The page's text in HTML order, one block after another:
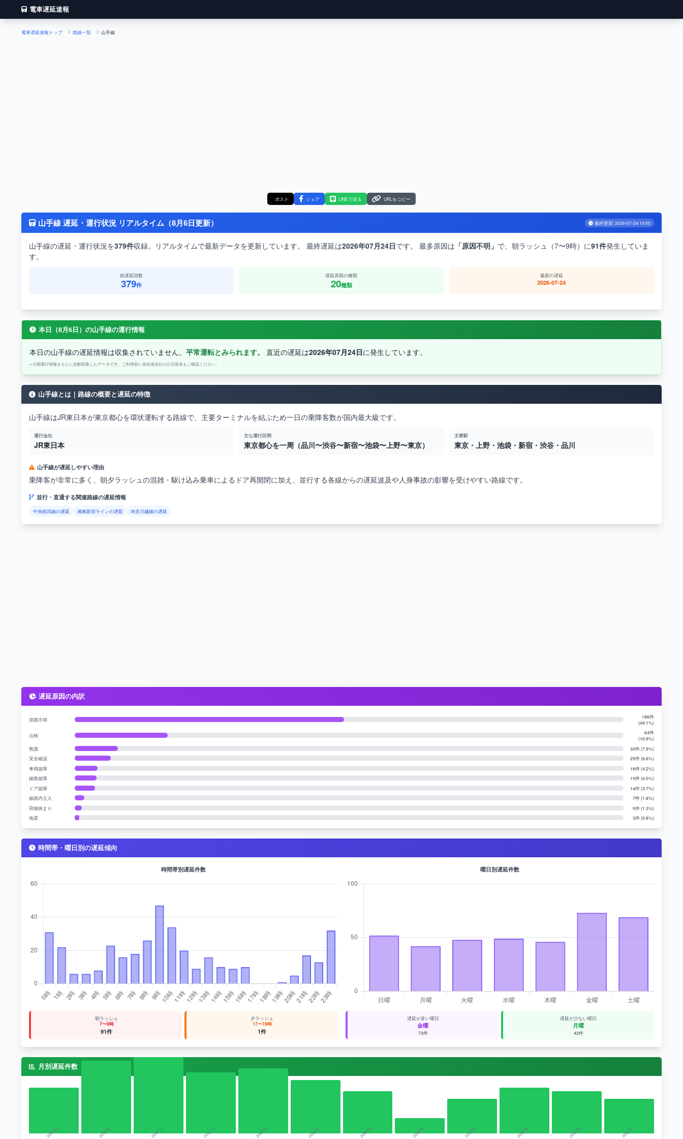
電車遅延速報
電車遅延速報トップ 路線一覧 山手線
ポスト シェア LINEで送る URLをコピー
山手線 遅延・運行状況 リアルタイム（8月6日更新） 最終更新: 2026-07-24 15:00
山手線の遅延・運行状況を379件収録。リアルタイムで最新データを更新しています。 最終遅延は2026年07月24日です。 最多原因は 「原因不明」 で、朝ラッシュ（7〜9時）に91件発生していま
す。
総遅延回数
379件
遅延原因の種類
20種類
最新の遅延
2026-07-24
本日（8月6日）の山手線の運行情報
本日の山手線の遅延情報は収集されていません。 平常運転とみられます。 直近の遅延は2026年07月24日に発生しています。
※ 公開運行情報をもとに自動収集したデータです。ご利用前に各鉄道会社の公式発表もご確認ください。
山手線とは｜路線の概要と遅延の特徴
山手線はJR東日本が東京都心を環状運転する路線で、主要ターミナルを結ぶため一日の乗降客数が国内最大級です。
運行会社
JR東日本
主な運行区間
東京都心を一周（品川〜渋谷〜新宿〜池袋〜上野〜東京）
主要駅
東京・上野・池袋・新宿・渋谷・品川
山手線が遅延しやすい理由
乗降客が非常に多く、朝夕ラッシュの混雑・駆け込み乗車によるドア再開閉に加え、並行する各線からの遅延波及や人身事故の影響を受けやすい路線です。
並行・直通する関連路線の遅延情報
中央総武線の遅延 湘南新宿ラインの遅延 埼京川越線の遅延
遅延原因の内訳
原因不明
186件
(49.1%)
点検
64件
(16.9%)
救護
30件 (7.9%)
安全確認
25件 (6.6%)
車両故障
16件 (4.2%)
線路故障
15件 (4.0%)
ドア故障
14件 (3.7%)
線路内立入
7件 (1.8%)
荷物挟まり
5件 (1.3%)
地震
3件 (0.8%)
時間帯・曜日別の遅延傾向
時間帯別遅延件数
朝ラッシュ
7〜9時
91件
夕ラッシュ
17〜19時
1件
曜日別遅延件数
遅延が多い曜日
金曜
73件
遅延が少ない曜日
月曜
42件
月別遅延件数（直近12ヶ月）
2025/08 2025/09 2025/10 2025/11 2025/12 2026/01 2026/02 2026/03 2026/04 2026/05 2026/06 2026/07